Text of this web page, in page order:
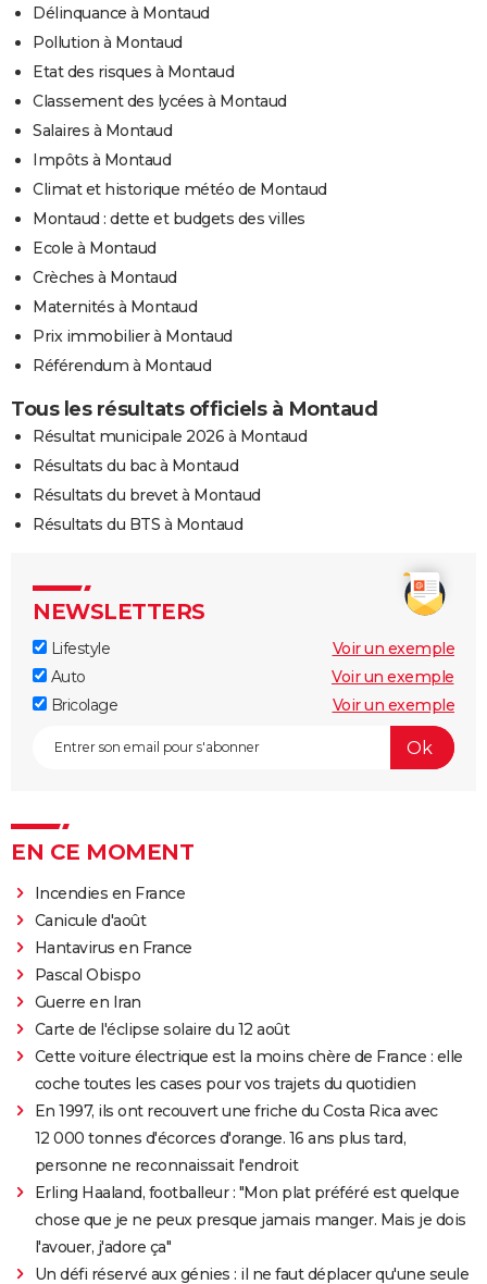
Délinquance à Montaud
Pollution à Montaud
Etat des risques à Montaud
Classement des lycées à Montaud
Salaires à Montaud
Impôts à Montaud
Climat et historique météo de Montaud
Montaud : dette et budgets des villes
Ecole à Montaud
Crèches à Montaud
Maternités à Montaud
Prix immobilier à Montaud
Référendum à Montaud
Tous les résultats officiels à Montaud
Résultat municipale 2026 à Montaud
Résultats du bac à Montaud
Résultats du brevet à Montaud
Résultats du BTS à Montaud
NEWSLETTERS
Lifestyle
Voir un exemple
Auto
Voir un exemple
Bricolage
Voir un exemple
EN CE MOMENT
Incendies en France
Canicule d'août
Hantavirus en France
Pascal Obispo
Guerre en Iran
Carte de l'éclipse solaire du 12 août
Cette voiture électrique est la moins chère de France : elle
coche toutes les cases pour vos trajets du quotidien
En 1997, ils ont recouvert une friche du Costa Rica avec
12 000 tonnes d'écorces d'orange. 16 ans plus tard,
personne ne reconnaissait l'endroit
Erling Haaland, footballeur : "Mon plat préféré est quelque
chose que je ne peux presque jamais manger. Mais je dois
l'avouer, j'adore ça"
Un défi réservé aux génies : il ne faut déplacer qu'une seule